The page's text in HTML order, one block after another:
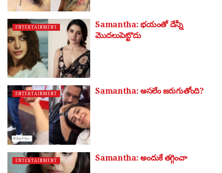
ENTERTAINMENT
Samantha: భ‌యంతో దేన్నీ
మొద‌లుపెట్టొదు
ENTERTAINMENT Samantha: అసలేం జరుగుతోంది?
ENTERTAINMENT Samantha: అందుకే తగ్గించా